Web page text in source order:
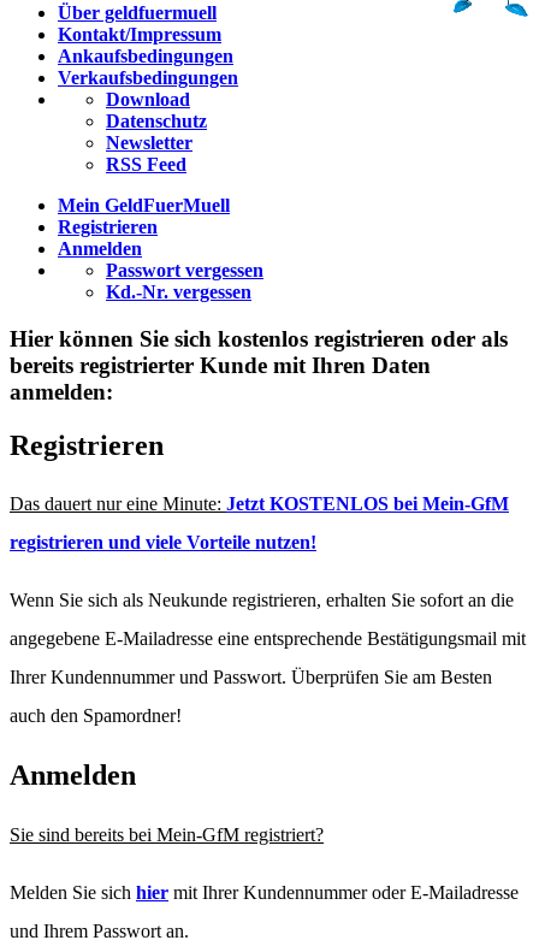
Über geldfuermuell
Kontakt/Impressum
Ankaufsbedingungen
Verkaufsbedingungen
Download
Datenschutz
Newsletter
RSS Feed
Mein GeldFuerMuell
Registrieren
Anmelden
Passwort vergessen
Kd.-Nr. vergessen
Hier können Sie sich kostenlos registrieren oder als
bereits registrierter Kunde mit Ihren Daten
anmelden:
Registrieren
Das dauert nur eine Minute: Jetzt KOSTENLOS bei Mein-GfM
registrieren und viele Vorteile nutzen!
Wenn Sie sich als Neukunde registrieren, erhalten Sie sofort an die
angegebene E-Mailadresse eine entsprechende Bestätigungsmail mit
Ihrer Kundennummer und Passwort. Überprüfen Sie am Besten
auch den Spamordner!
Anmelden
Sie sind bereits bei Mein-GfM registriert?
Melden Sie sich hier mit Ihrer Kundennummer oder E-Mailadresse
und Ihrem Passwort an.